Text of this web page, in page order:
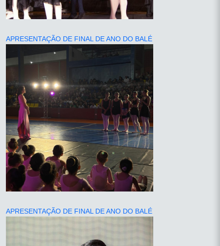
APRESENTAÇÃO DE FINAL DE ANO DO BALÉ
APRESENTAÇÃO DE FINAL DE ANO DO BALÉ